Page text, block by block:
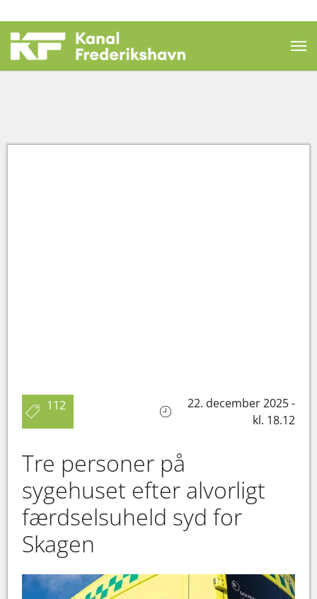
112
22. december 2025 -
kl. 18.12
Tre personer på
sygehuset efter alvorligt
færdselsuheld syd for
Skagen